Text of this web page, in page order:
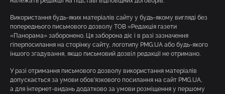
Використання будь-яких матеріалів сайту у будь-якому вигляді без
попереднього письмового дозволу ТОВ «Редакція газети
«Панорама» заборонено. Ця заборона діє і в разі зазначення
гіперпосилання на сторінку сайту, логотипу PMG.UA або будь-якого
іншого згадування, якщо письмовий дозвіл редакції не отримано.
У разі отримання письмового дозволу використання матеріалів
допускається за умови обов’язкового посилання на сайт PMG.UA,
а для інтернет-видань додатково за умови розміщення у першому